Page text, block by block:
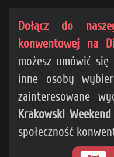
Dołącz do
konwentowej na
możesz umówić
inne osoby
zainteresowane
Krakowski
społeczność